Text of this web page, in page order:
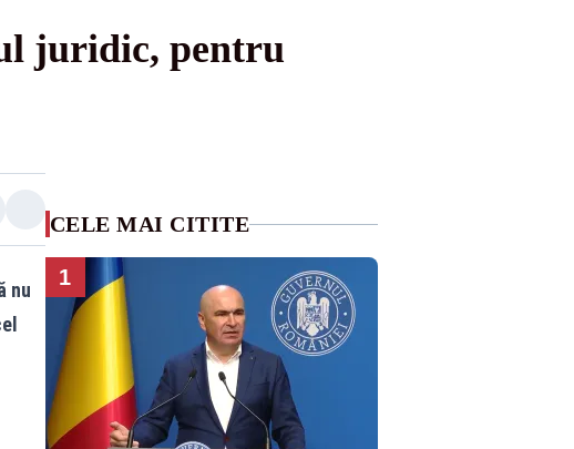
juridic, pentru
nu
CELE MAI CITITE
1